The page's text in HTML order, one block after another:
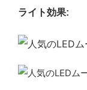
ライト効果: